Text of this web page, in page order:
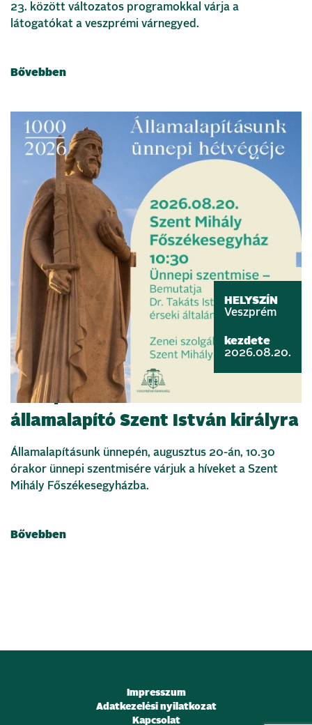
23. között változatos programokkal várja a
látogatókat a veszprémi várnegyed.
Bővebben
HELYSZÍN
Veszprém
kezdete
2026.08.20.
Ünnepi szentmisével emlékezünk
államalapító Szent István királyra
Államalapításunk ünnepén, augusztus 20-án, 10.30
órakor ünnepi szentmisére várjuk a híveket a Szent
Mihály Főszékesegyházba.
Bővebben
Impresszum
Adatkezelési nyilatkozat
Kapcsolat